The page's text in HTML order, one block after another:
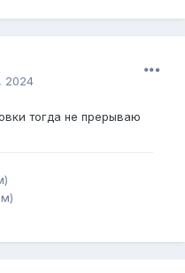
2024
тогда не прерываю